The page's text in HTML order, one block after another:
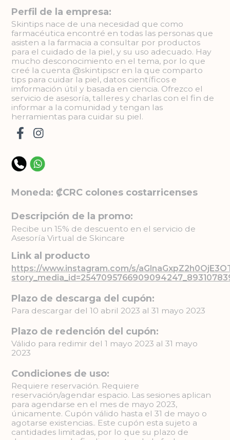
Perfil de la empresa:
Skintips nace de una necesidad que como
farmacéutica encontré en todas las personas que
asisten a la farmacia a consultar por productos
para el cuidado de la piel, y su uso adecuado. Hay
mucho desconocimiento en el tema, por lo que
creé la cuenta @skintipscr en la que comparto
tips para cuidar la piel, datos científicos e
imformación útil y basada en ciencia. Ofrezco el
servicio de asesoría, talleres y charlas con el fin de
informar a la comunidad y tengan las
herramientas para cuidar su piel.
Moneda: ₡CRC colones costarricenses
Descripción de la promo:
Recibe un 15% de descuento en el servicio de
Asesoría Virtual de Skincare
Link al producto
https://www.instagram.com/s/
Plazo de descarga del cupón:
Para descargar del 10 abril 2023 al 31 mayo 2023
Plazo de redención del cupón:
Válido para redimir del 1 mayo 2023 al 31 mayo
2023
Condiciones de uso:
Requiere reservación. Requiere
reservación/agendar espacio. Las sesiones aplican
para agendarse en el mes de mayo 2023,
únicamente. Cupón válido hasta el 31 de mayo o
agotarse existencias.. Este cupón esta sujeto a
cantidades limitadas, por lo que su plazo de